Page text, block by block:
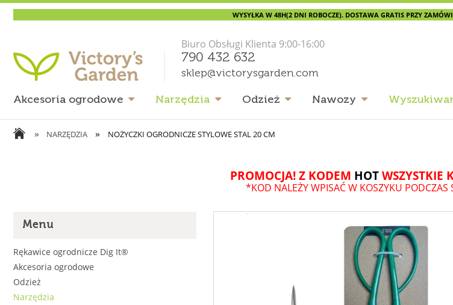
WYSYŁKA W 48H(2 DNI ROBOCZE). DOSTAWA GRATIS PRZY
Biuro Obsługi Klienta 9:00-16:00
790 432 632
sklep@victorysgarden.com
Akcesoria ogrodowe Narzędzia Odzież Nawozy
» NARZĘDZIA » NOŻYCZKI OGRODNICZE STYLOWE STAL 20 CM
PROMOCJA! Z KODEM HOTWSZYSTKIE
*KOD NALEŻY WPISAĆ W KOSZYKU
Menu
Rękawice ogrodnicze Dig It®
Akcesoria ogrodowe
Odzież
Narzędzia